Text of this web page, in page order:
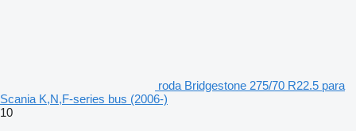
roda Bridgestone 275/70 R22.5 para
Scania K,N,F-series bus (2006-)
10